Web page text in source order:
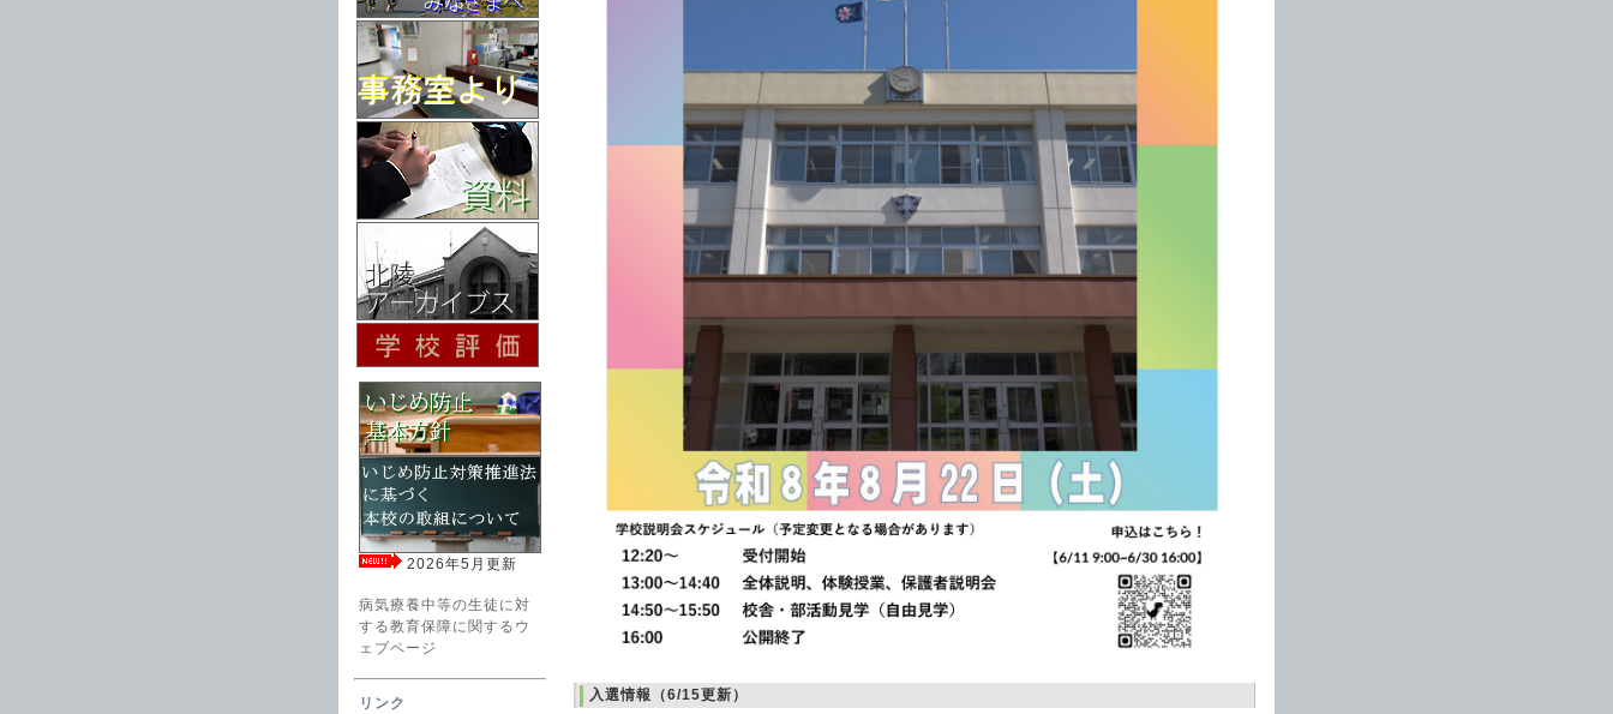
入選情報（6/15更新）
2026年5月更新
病気療養中等の生徒に対
する教育保障に関するウ
ェブページ
リンク